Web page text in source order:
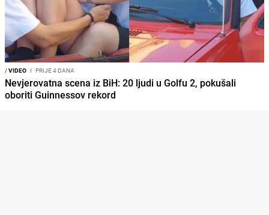
/VIDEO I PRIJE 4 DANA
Nevjerovatna scena iz BiH: 20 ljudi u Golfu 2, pokušali
oboriti Guinnessov rekord